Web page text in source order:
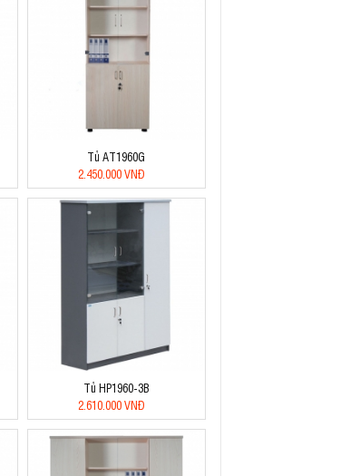
Tủ AT1960G
2.450.000 VNĐ
Tủ HP1960-3B
2.610.000 VNĐ